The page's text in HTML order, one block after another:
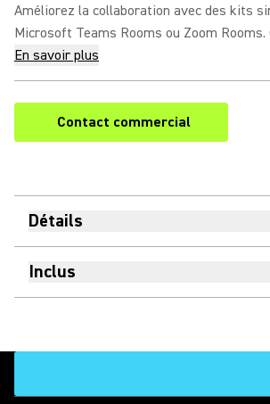
Améliorez la collaboration avec des kits
Microsoft Teams Rooms ou Zoom Rooms.
En savoir plus
Contact commercial
Détails
Inclus